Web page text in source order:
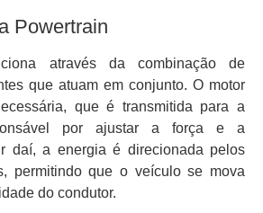
Powertrain
através da combinação de
que atuam em conjunto. O motor
que é transmitida para a
por ajustar a força e a
daí, a energia é direcionada pelos
permitindo que o veículo se mova
do condutor.